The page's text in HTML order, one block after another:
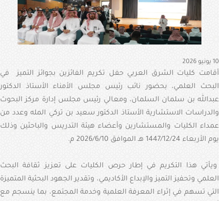
الإلكترونية
البوابة
الإعلامية
تواصل
معنا
10 يونيو 2026
أقامت كليات الشرق العربي حفل تكريم الفائزين بجوائز التميز في
البحث العلمي، بحضور نائب رئيس مجلس الأمناء الأستاذ الدكتور
عبدالله بن سلمان السلمان، ومعالي رئيس مجلس إدارة مركز البحوث
والدراسات الاستشارية الأستاذ الدكتور سعيد بن تركي المله وعدد من
عمداء الكليات والمستشارين وأعضاء هيئة التدريس والباحثين وذلك
يوم الأربعاء 1447/12/24 هـ الموافق 2026/6/10 م.
ويأتي هذا التكريم في إطار حرص الكليات على تعزيز ثقافة البحث
العلمي وتحفيز التميز والإبداع الأكاديمي، وتقدير الجهود البحثية المتميزة
التي تسهم في إثراء المعرفة العلمية وخدمة المجتمع، بما ينسجم مع